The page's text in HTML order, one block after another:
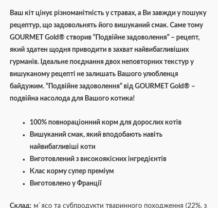
Ваш кіт цінує різноманітність у стравах, а Ви завжди у пошуку
рецептур, що задовольнять його вишуканий смак. Саме тому
GOURMET Gold® створив “Подвійне задоволення” – рецепт,
який здатен щодня приводити в захват найвибагливіших
гурманів. Ідеальне поєднання двох неповторних текстур у
вишуканому рецепті не залишать Вашого улюбленця
байдужим. “Подвійне задоволення” від GOURMET Gold® –
подвійна насолода для Вашого котика!
100% повнораціонний корм для дорослих котів
Вишуканий смак, який вподобають навіть
найвибагливіші коти
Виготовлений з високоякісних інгредієнтів
Клас корму супер преміум
Виготовлено у Франції
Склад: м`ясо та субпродукти тваринного походження (22%, з